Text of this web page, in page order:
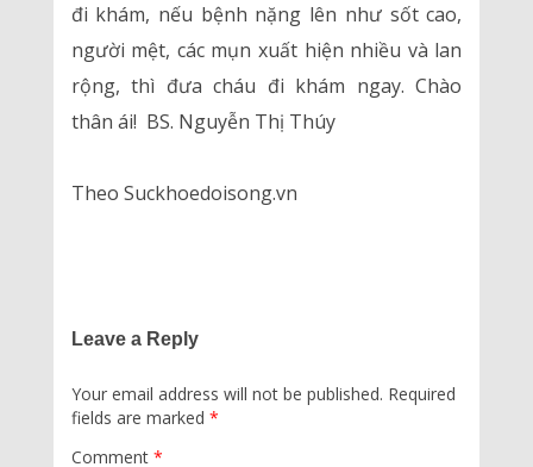
đi khám, nếu bệnh nặng lên như sốt cao,
người mệt, các mụn xuất hiện nhiều và lan
rộng, thì đưa cháu đi khám ngay. Chào
thân ái! BS. Nguyễn Thị Thúy
Theo Suckhoedoisong.vn
Leave a Reply
Your email address will not be published. Required
fields are marked *
Comment *